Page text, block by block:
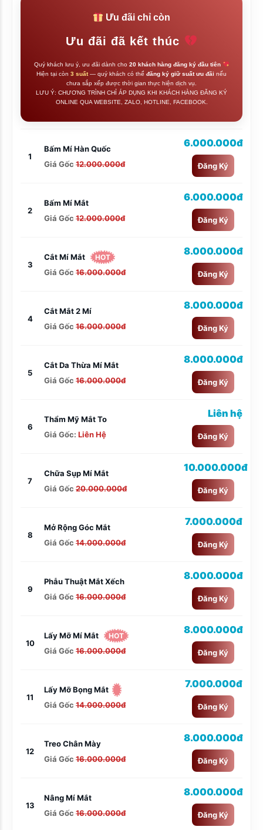
Ưu đãi chỉ còn
Ưu đãi đã kết thúc
Quý khách lưu ý, ưu đãi dành cho 20 khách hàng đăng ký đầu tiên
Hiện tại còn 3 suất— quý khách có thể đăng ký giữ suất ưu đãi nếu
chưa sắp xếp được thời gian thực hiện dịch vụ.
LƯU Ý: CHƯƠNG TRÌNH CHỈ ÁP DỤNG KHI KHÁCH HÀNG ĐĂNG KÝ
ONLINE QUA WEBSITE, ZALO, HOTLINE, FACEBOOK.
1
Bấm Mí Hàn Quốc
Giá Gốc 12.000.000đ
6.000.000đ
Đăng Ký
2
Bấm Mí Mắt
Giá Gốc 12.000.000đ
6.000.000đ
Đăng Ký
3
Cắt Mí Mắt HOT
Giá Gốc 16.000.000đ
8.000.000đ
Đăng Ký
4
Cắt Mắt 2 Mí
Giá Gốc 16.000.000đ
8.000.000đ
Đăng Ký
5
Cắt Da Thừa Mí Mắt
Giá Gốc 16.000.000đ
8.000.000đ
Đăng Ký
6
Thẩm Mỹ Mắt To
Giá Gốc: Liên Hệ
Liên hệ
Đăng Ký
7
Chữa Sụp Mí Mắt
Giá Gốc 20.000.000đ
10.000.000đ
Đăng Ký
8
Mở Rộng Góc Mắt
Giá Gốc 14.000.000đ
7.000.000đ
Đăng Ký
9
Phẫu Thuật Mắt Xếch
Giá Gốc 16.000.000đ
8.000.000đ
Đăng Ký
10
Lấy Mỡ Mí Mắt HOT
Giá Gốc 16.000.000đ
8.000.000đ
Đăng Ký
11
Lấy Mỡ Bọng Mắt
Giá Gốc 14.000.000đ
7.000.000đ
Đăng Ký
12
Treo Chân Mày
Giá Gốc 16.000.000đ
8.000.000đ
Đăng Ký
13
Nâng Mí Mắt
Giá Gốc 16.000.000đ
8.000.000đ
Đăng Ký